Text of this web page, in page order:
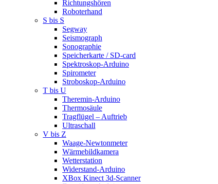
Richtungshören
Roboterhand
S bis S
Segway
Seismograph
Sonographie
Speicherkarte / SD-card
Spektroskop-Arduino
Spirometer
Stroboskop-Arduino
T bis U
Theremin-Arduino
Thermosäule
Tragflügel – Auftrieb
Ultraschall
V bis Z
Waage-Newtonmeter
Wärmebildkamera
Wetterstation
Widerstand-Arduino
XBox Kinect 3d-Scanner